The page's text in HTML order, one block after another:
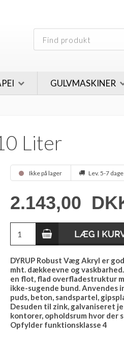
GULVMASKINER
Liter
Ikke på lager Lev. 5-7 dage
2.143,00
DYRUP Robust Væg Akryl er
mht. dækkeevne og
en flot, flad overfladestruktur
ikke-sugende bund. Anvendes
puds, beton, sandspartel,
Desuden til zink, galvaniseret
kontorer, opholdsrum hvor
Opfylder funktionsklasse 4